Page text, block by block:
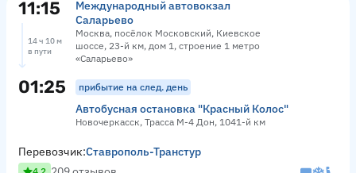
11:15
Международный автовокзал
Саларьево
Москва, посёлок Московский, Киевское
шоссе, 23-й км, дом 1, строение 1 метро
«Саларьево»
14 ч 10 м
в пути
01:25 прибытие на след. день
Автобусная остановка "Красный Колос"
Новочеркасск, Трасса М-4 Дон, 1041-й км
Перевозчик:Ставрополь-Транстур